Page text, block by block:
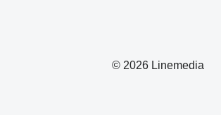
© 2026 Linemedia